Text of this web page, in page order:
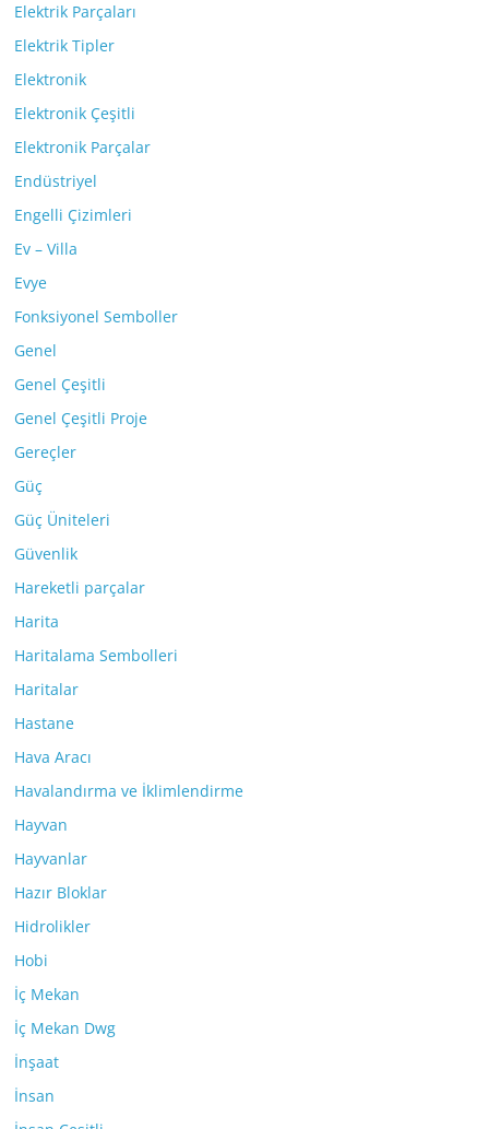
Elektrik Parçaları
Elektrik Tipler
Elektronik
Elektronik Çeşitli
Elektronik Parçalar
Endüstriyel
Engelli Çizimleri
Ev – Villa
Evye
Fonksiyonel Semboller
Genel
Genel Çeşitli
Genel Çeşitli Proje
Gereçler
Güç
Güç Üniteleri
Güvenlik
Hareketli parçalar
Harita
Haritalama Sembolleri
Haritalar
Hastane
Hava Aracı
Havalandırma ve İklimlendirme
Hayvan
Hayvanlar
Hazır Bloklar
Hidrolikler
Hobi
İç Mekan
İç Mekan Dwg
İnşaat
İnsan